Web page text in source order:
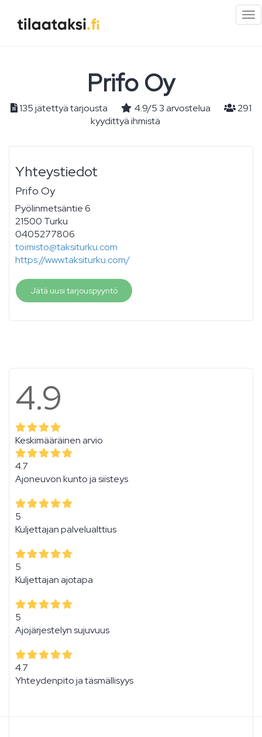
Prifo Oy
135 jätettyä tarjousta 4.9/53arvostelua
291
kyydittyä ihmistä
Yhteystiedot
Prifo Oy
Pyölinmetsäntie 6
21500 Turku
0405277806
toimisto@taksiturku.com
https://www.taksiturku.com/
Jätä uusi tarjouspyyntö
4.9
Keskimääräinen arvio
4.7
Ajoneuvon kunto ja siisteys
5
Kuljettajan palvelualttius
5
Kuljettajan ajotapa
5
Ajojärjestelyn sujuvuus
4.7
Yhteydenpito ja täsmällisyys